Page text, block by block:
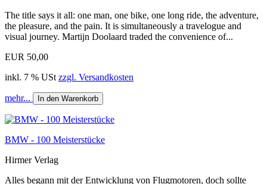
The title says it all: one man, one bike, one long ride, the adventure,
the pleasure, and the pain. It is simultaneously a travelogue and
visual journey. Martijn Doolaard traded the convenience of...
EUR 50,00
inkl. 7 % USt zzgl. Versandkosten
mehr... In den Warenkorb
BMW - 100 Meisterstücke
Hirmer Verlag
Alles begann mit der Entwicklung von Flugmotoren, doch sollte